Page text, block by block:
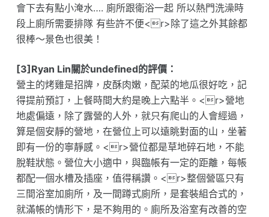
會下去有點小淹水…. 廁所跟衛浴一起 所以熱門洗澡時
段上廁所需要排隊 有些許不便<r>除了這之外其餘都
很棒～景色也很美！
[3]Ryan Lin關於undefined的評價：
營主的烤雞是招牌，皮酥肉嫩，配菜的地瓜很好吃，記
得提前預訂，上餐時間大約是晚上六點半。<r>營地
地處偏遠，除了露營的人外，就只有爬山的人會經過，
算是個安靜的營地，在營位上可以遠眺對面的山，坐著
即有一份的寧靜感。<r>營位都是草地碎石地，不能
脫鞋狀態。營位大小適中，與臨帳有一定的距離，每帳
都配一個水槽及插座，值得稱讚。<r>整個營區只有
三間浴室加廁所，及一間蹲式廁所，是套裝組合式的，
就滿帳的情形下，是不夠用的。廁所及浴室有改善的空